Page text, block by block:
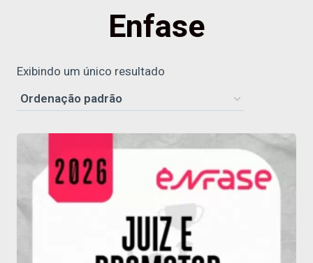
Enfase
Exibindo um único resultado